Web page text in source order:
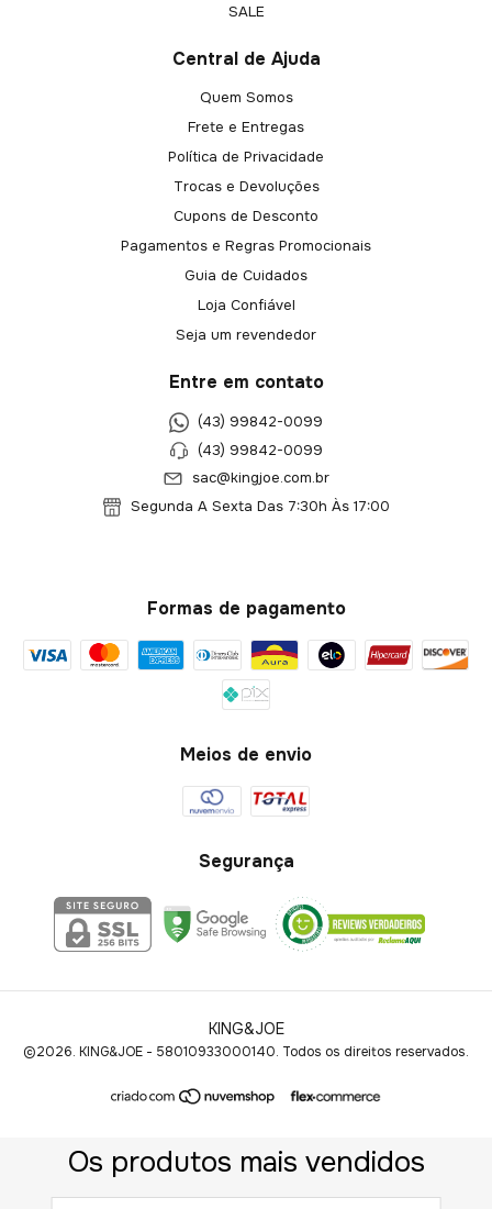
SALE
Central de Ajuda
Quem Somos
Frete e Entregas
Política de Privacidade
Trocas e Devoluções
Cupons de Desconto
Pagamentos e Regras Promocionais
Guia de Cuidados
Loja Confiável
Seja um revendedor
Entre em contato
(43) 99842-0099
(43) 99842-0099
sac@kingjoe.com.br
Segunda A Sexta Das 7:30h Às 17:00
Formas de pagamento
Meios de envio
Segurança
KING&JOE
©2026. KING&JOE - 58010933000140. Todos os direitos reservados.